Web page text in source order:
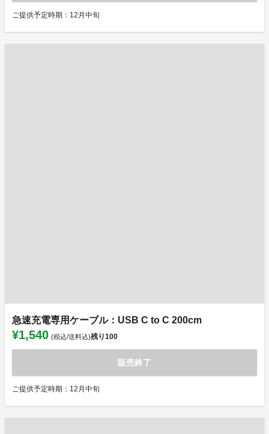
ご提供予定時期：12月中旬
急速充電専用ケーブル：USB C to C 200cm
¥1,540 (税込/送料込)残り100
販売終了
ご提供予定時期：12月中旬